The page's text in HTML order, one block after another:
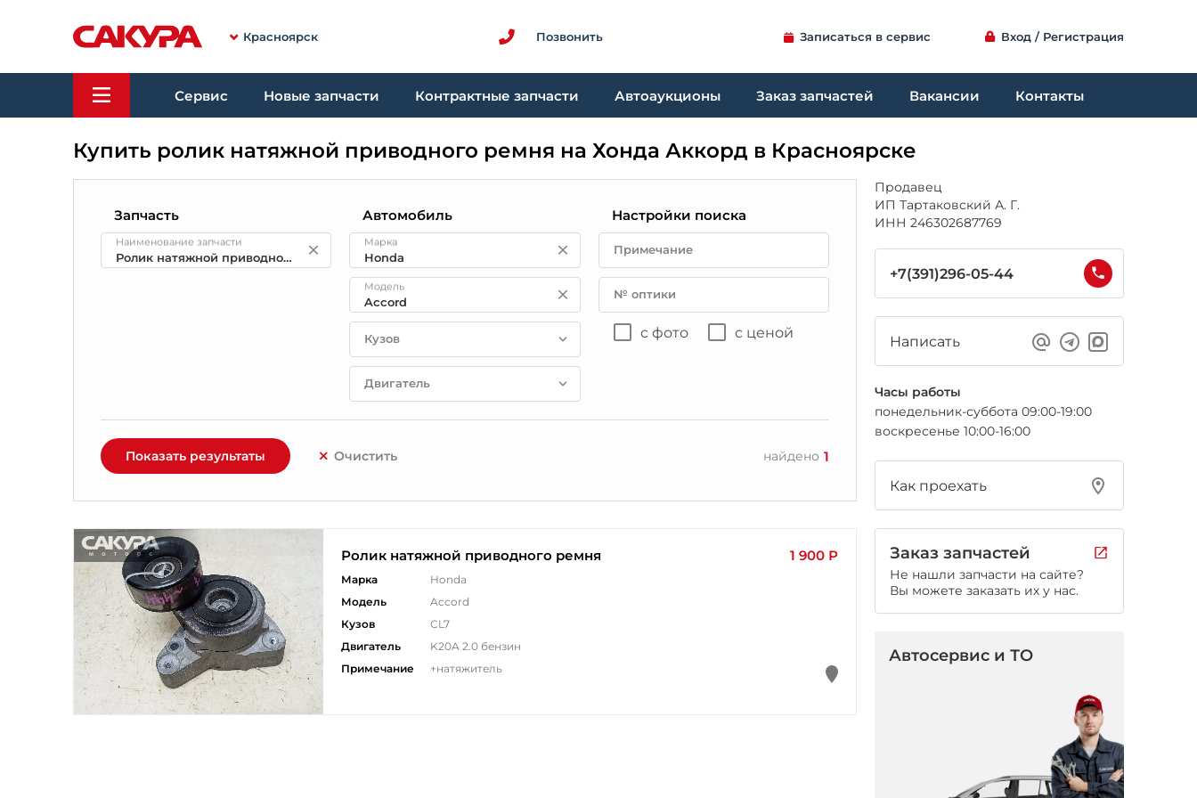
Красноярск Позвонить Записаться в сервис Вход / Регистрация
Сервис Новые запчасти Контрактные запчасти Автоаукционы Заказ запчастей Вакансии Контакты
Купить ролик натяжной приводного ремня на Хонда Аккорд в Красноярске
Запчасть
Наименование запчасти
Автомобиль
Марка
Модель
Кузов
Двигатель
Настройки поиска
Примечание
№ оптики
с фото с ценой
Показать результаты Очистить найдено 1
Ролик натяжной приводного ремня 1 900 Р
Марка
Honda
Модель
Accord
Кузов
CL7
Двигатель
K20A 2.0 бензин
Примечание
+натяжитель
Продавец
ИП Тартаковский А. Г.
ИНН 246302687769
+7(391)296-05-44
Написать
Часы работы
понедельник-суббота 09:00-19:00
воскресенье 10:00-16:00
Как проехать
Заказ запчастей
Не нашли запчасти на сайте?
Вы можете заказать их у нас.
Автосервис и ТО